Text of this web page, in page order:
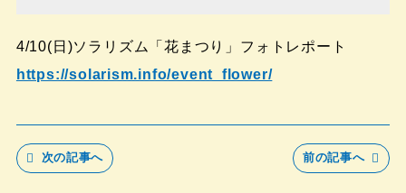
4/10(日)ソラリズム「花まつり」フォトレポート
https://solarism.info/event_flower/
次の記事へ 前の記事へ